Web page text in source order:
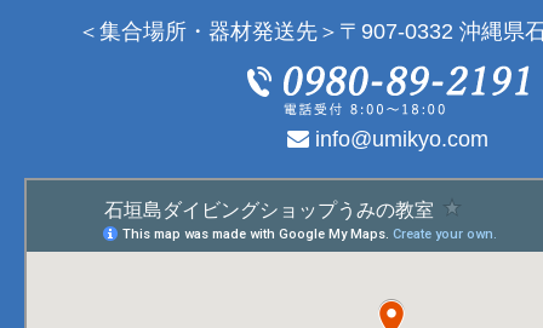
＜集合場所・器材発送先＞〒907-0332 沖縄県
info@umikyo.com